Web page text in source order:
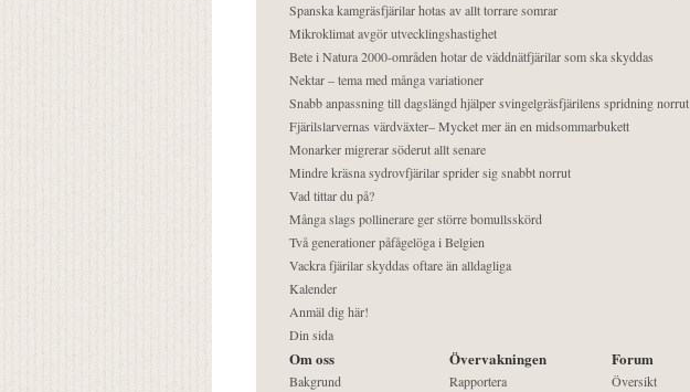
Spanska kamgräsfjärilar hotas av allt torrare somrar
Mikroklimat avgör utvecklingshastighet
Bete i Natura 2000-områden hotar de väddnätfjärilar som ska skyddas
Nektar – tema med många variationer
Snabb anpassning till dagslängd hjälper svingelgräsfjärilens spridning norrut
Fjärilslarvernas värdväxter– Mycket mer än en midsommarbukett
Monarker migrerar söderut allt senare
Mindre kräsna sydrovfjärilar sprider sig snabbt norrut
Vad tittar du på?
Många slags pollinerare ger större bomullsskörd
Två generationer påfågelöga i Belgien
Vackra fjärilar skyddas oftare än alldagliga
Kalender
Anmäl dig här!
Din sida
Om oss
Bakgrund
Övervakningen
Rapportera
Forum
Översikt